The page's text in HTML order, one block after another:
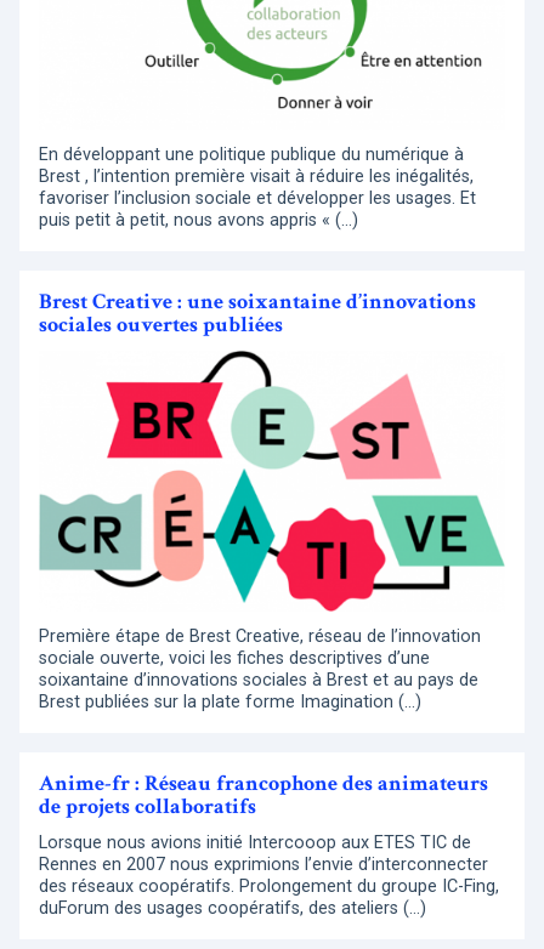
En développant une politique publique du numérique à
Brest , l’intention première visait à réduire les inégalités,
favoriser l’inclusion sociale et développer les usages. Et
puis petit à petit, nous avons appris « (…)
Brest Creative : une soixantaine d’innovations
sociales ouvertes publiées
Première étape de Brest Creative, réseau de l’innovation
sociale ouverte, voici les fiches descriptives d’une
soixantaine d’innovations sociales à Brest et au pays de
Brest publiées sur la plate forme Imagination (…)
Anime-fr : Réseau francophone des animateurs
de projets collaboratifs
Lorsque nous avions initié Intercooop aux ETES TIC de
Rennes en 2007 nous exprimions l’envie d’interconnecter
des réseaux coopératifs. Prolongement du groupe IC-Fing,
duForum des usages coopératifs, des ateliers (…)